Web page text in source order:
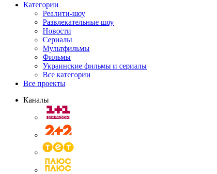
Категории
Реалити-шоу
Развлекательные шоу
Новости
Сериалы
Мультфильмы
Фильмы
Украинские фильмы и сериалы
Все категории
Все проекты
Каналы